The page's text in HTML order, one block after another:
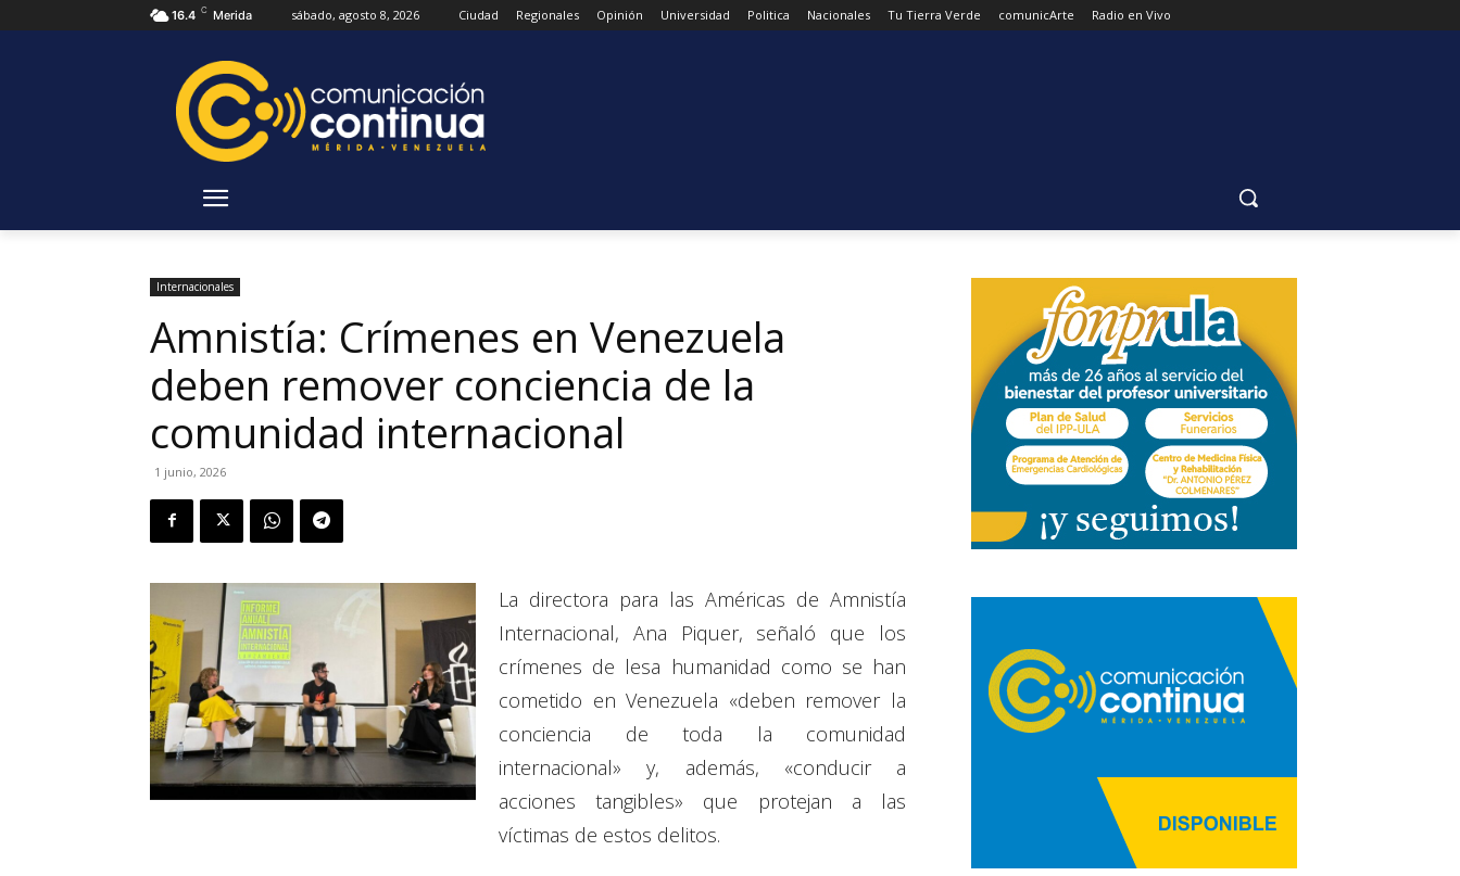
16.4 C Merida sábado, agosto 8, 2026 Ciudad Regionales Opinión Universidad Politica Nacionales Tu Tierra Verde comunicArte Radio en Vivo
Internacionales
Amnistía: Crímenes en Venezuela
deben remover conciencia de la
comunidad internacional
1 junio, 2026
La directora para las Américas de Amnistía
Internacional, Ana Piquer, señaló que los
crímenes de lesa humanidad como se han
cometido en Venezuela «deben remover la
conciencia de toda la comunidad
internacional» y, además, «conducir a
acciones tangibles» que protejan a las
víctimas de estos delitos.